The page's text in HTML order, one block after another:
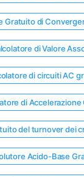
Gratuito di
di Valore
di circuiti AC
di Accelerazione
del turnover dei
Acido-Base